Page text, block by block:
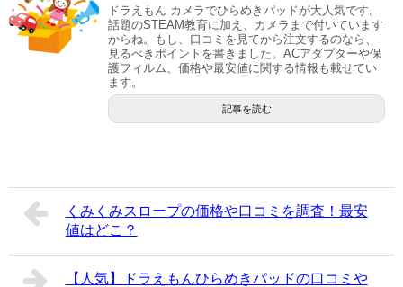
ドラえもん カメラでひらめきパッドが大人気です。
話題のSTEAM教育に加え、カメラまで付いています
からね。もし、口コミを見てから注文するのなら、
見るべきポイントを書きました。ACアダプターや保
護フィルム、価格や最安値に関する情報も載せてい
ます。
記事を読む
くみくみスロープの価格や口コミを調査！最安
値はどこ？
【人気】ドラえもんひらめきパッドの口コミや